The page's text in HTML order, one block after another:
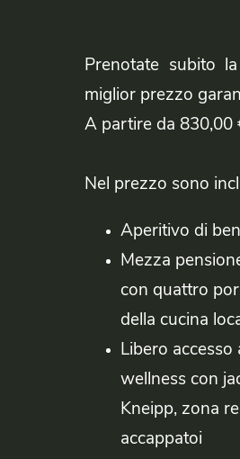
Prenotate subito
miglior prezzo
A partire da 830,00
Nel prezzo sono
Aperitivo di
Mezza
con quattro
della cucina
Libero accesso
wellness con
Kneipp, zona
accappatoi